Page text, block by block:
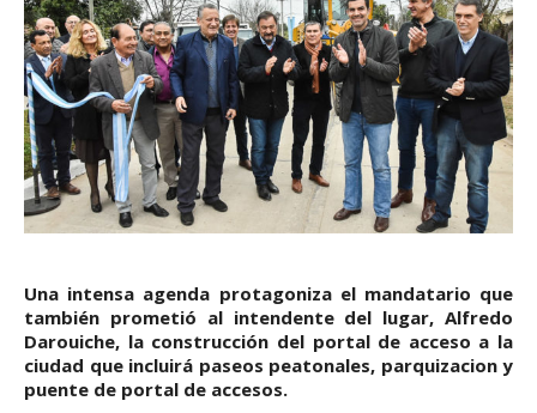
Una intensa agenda protagoniza el mandatario que
también prometió al intendente del lugar, Alfredo
Darouiche, la construcción del portal de acceso a la
ciudad que incluirá paseos peatonales, parquizacion y
puente de portal de accesos.